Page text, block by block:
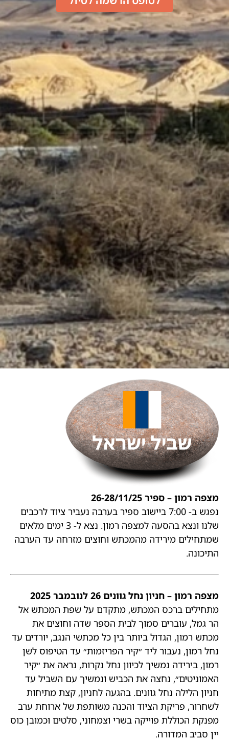
מצפה רמון – ספיר 26-28/11/25
נפגש ב- 7:00 ביישוב ספיר בערבה נעביר ציוד לרכבים
שלנו ונצא בהסעה למצפה רמון. נצא ל- 3 ימים מלאים
שמתחילים מירידה מהמכתש וחוצים מזרחה עד הערבה
התיכונה.
מצפה רמון – חניון נחל גוונים 26 לנובמבר 2025
מתחילים ברכס המכתש, מתקדם על שפת המכתש אל
הר גמל, עוברים סמוך לבית הספר שדה וחוצים את
מכתש רמון, הגדול ביותר בין כל מכתשי הנגב, יורדים עד
נחל רמון, נעבור ליד ״קיר הפריזמות״ עד הטיפוס לשן
רמון, בירידה נמשיך לכיוון נחל נקרות, נראה את ״קיר
האמוניטים״, נחצה את הכביש ונמשיך עם השביל עד
חניון הלילה נחל גוונים. בהגעה לחניון, קצת מתיחות
לשחרור, פריקת הציוד והכנה משותפת של ארוחת ערב
מפנקת הכוללת פוייקה בשרי וצמחוני, סלטים וכמובן כוס
יין סביב המדורה.